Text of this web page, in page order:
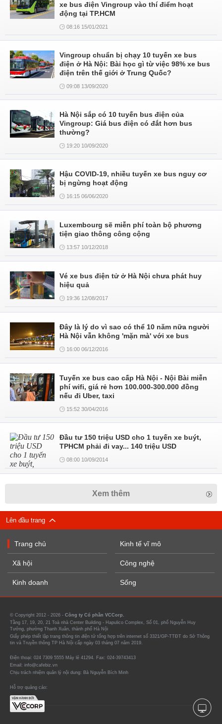
xe bus điện Vingroup vào thí điểm hoạt
động tại TP.HCM
08:16 15/01/2021
Vingroup chuẩn bị chạy 10 tuyến xe bus
điện ở Hà Nội: Bài học gì từ việc 98% xe bus
điện trên thế giới ở Trung Quốc?
09:08 13/09/2020
Hà Nội sắp có 10 tuyến bus điện của
Vingroup: Giá bus điện có đắt hơn bus
thường?
19:20 10/09/2020
Hậu COVID-19, nhiều tuyến xe bus nguy cơ
bị ngừng hoạt động
16:15 06/06/2020
Luxembourg sẽ miễn phí toàn bộ phương
tiện giao thông công cộng
13:57 10/12/2018
Vé xe bus điện tử ở Hà Nội chưa phát huy
hiệu quả
19:36 12/08/2017
Đây là lý do vì sao có thể 10 năm nữa người
Hà Nội vẫn không 'mặn mà' với xe bus
16:00 06/12/2016
Tuyến xe bus cao cấp Hà Nội - Nội Bài miễn
phí wifi, giá rẻ hơn 100.000-300.000 đồng
nếu đi Uber, taxi
15:52 30/04/2016
Đầu tư 150 triệu USD cho 1 tuyến xe buýt,
TPHCM phải đi vay... 140 triệu USD
08:00 10/09/2014
Xem thêm
Lên đầu trang
Trang chủ
Xã hội
Kinh doanh
Kinh tế vĩ mô
Công nghệ
Sống
© Copyright 2012 - 2026 - Công ty Cổ phần VCCorp.
Tầng 17, 19, 20, 21 Toà nhà Center Building - Hapulico Complex, Số 01, phố Nguyễn Huy
Tưởng, phường Thanh Xuân, thành phố Hà Nội
Giấy phép thiết lập trang thông tin điện tử tổng hợp trên internet số 3321/GP-TTĐT do Sở Thông
tin và Truyền thông TP Hà Nội cấp ngày 03 tháng 07 năm 2019.
Điện thoại: 024 7309 5555 Máy lẻ 41294. Fax: 024-39743413
Email: info@cafebiz.vn
Chịu trách nhiệm quản lý nội dung: Bà Nguyễn Bích Minh
Hỗ trợ quảng cáo: